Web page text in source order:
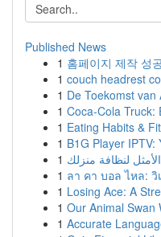
Published News
1 홈페이지 제작 성
1 couch headrest
1 De Toekomst
1 Coca-Cola Truck:
1 Eating Habits &
1 B1G Player
1 لنظافة منزلك
1 ลา คา บอล ไหล:
1 Losing Ace: A
1 Our Animal Swan
1 Accurate